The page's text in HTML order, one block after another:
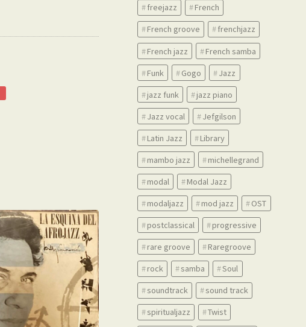
freejazz
French
French groove
frenchjazz
French jazz
French samba
Funk
Gogo
Jazz
jazz funk
jazz piano
Jazz vocal
Jefgilson
Latin Jazz
Library
mambo jazz
michellegrand
modal
Modal Jazz
modaljazz
mod jazz
OST
postclassical
progressive
rare groove
Raregroove
rock
samba
Soul
soundtrack
sound track
spiritualjazz
Twist